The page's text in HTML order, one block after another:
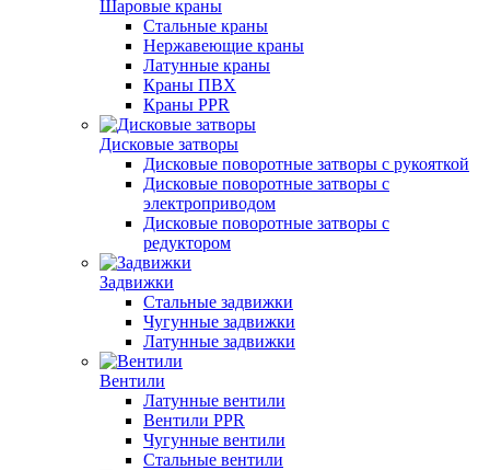
Шаровые краны
Стальные краны
Нержавеющие краны
Латунные краны
Краны ПВХ
Краны PPR
Дисковые затворы
Дисковые поворотные затворы с рукояткой
Дисковые поворотные затворы с
электроприводом
Дисковые поворотные затворы с
редуктором
Задвижки
Стальные задвижки
Чугунные задвижки
Латунные задвижки
Вентили
Латунные вентили
Вентили PPR
Чугунные вентили
Стальные вентили